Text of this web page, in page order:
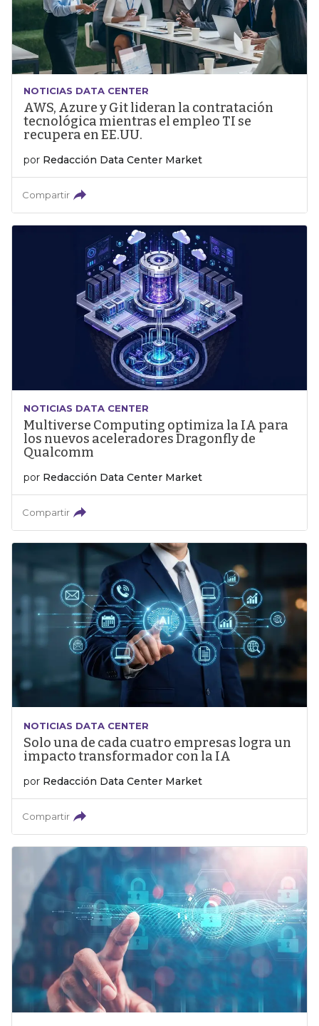
NOTICIAS DATA CENTER
AWS, Azure y Git lideran la contratación
tecnológica mientras el empleo TI se
recupera en EE.UU.
por Redacción Data Center Market
Compartir
NOTICIAS DATA CENTER
Multiverse Computing optimiza la IA para
los nuevos aceleradores Dragonfly de
Qualcomm
por Redacción Data Center Market
Compartir
NOTICIAS DATA CENTER
Solo una de cada cuatro empresas logra un
impacto transformador con la IA
por Redacción Data Center Market
Compartir